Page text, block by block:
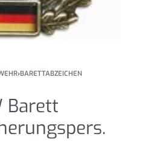
›BARETTABZEICHEN
Barett